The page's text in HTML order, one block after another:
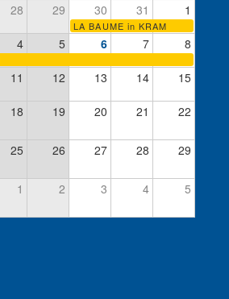
28 29 30 31 1
LA BAUME in KRAM
4 5 6 7 8
11 12 13 14 15
18 19 20 21 22
25 26 27 28 29
1 2 3 4 5